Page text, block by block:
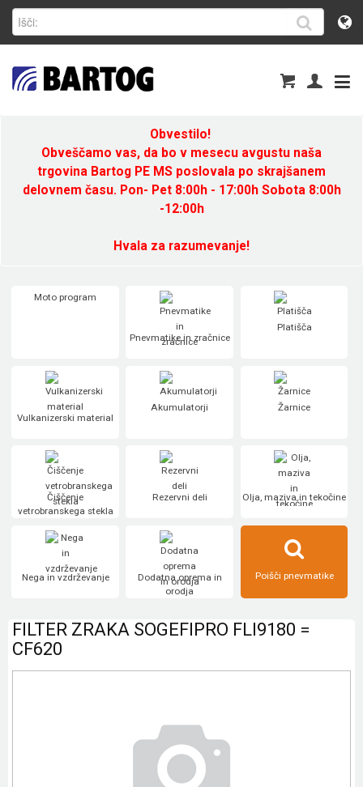
Obvestilo!
Obveščamo vas, da bo v mesecu avgustu naša
trgovina Bartog PE MS poslovala po skrajšanem
delovnem času. Pon- Pet 8:00h - 17:00h Sobota 8:00h
-12:00h
Hvala za razumevanje!
Moto program
Pnevmatike in zračnice
Platišča
Vulkanizerski material
Akumulatorji Žarnice
Čiščenje
vetrobranskega stekla
Rezervni deli Olja, maziva in tekočine
Nega in vzdrževanje
Dodatna oprema in
orodja
Poišči pnevmatike
FILTER ZRAKA SOGEFIPRO FLI9180 =
CF620